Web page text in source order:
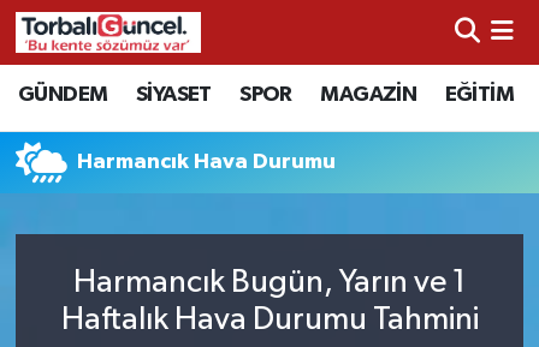
GÜNDEM SİYASET SPOR MAGAZİN EĞİTİM
Harmancık Hava Durumu
Harmancık Bugün, Yarın ve 1
Haftalık Hava Durumu Tahmini
İzmir Nöbetçi Eczaneler
İzmir Hava Durumu
İzmir Trafik Yoğunluk Haritası
Süper Lig Puan Durumu ve Fikstür